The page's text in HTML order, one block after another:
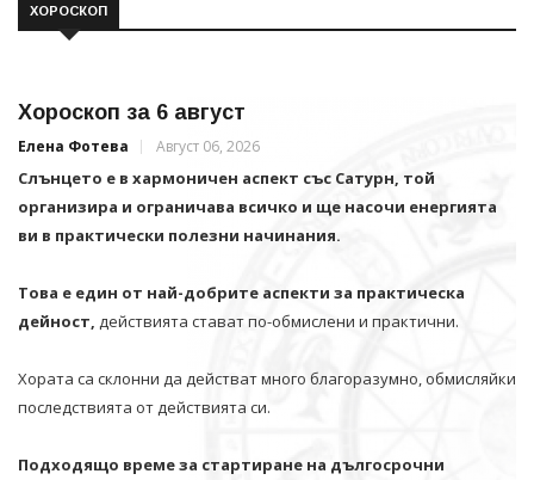
ХОРОСКОП
Хороскоп за 6 август
Елена Фотева Август 06, 2026
Слънцето е в хармоничен аспект със Сатурн, той
организира и ограничава всичко и щe насочи енергията
ви в практически полезни начинания.
Това е един от най-добрите аспекти за практическа
дейност, действията стават по-обмислени и практични.
Хората са склонни да действат много благоразумно, обмисляйки
последствията от действията си.
Подходящо време за стартиране на дългосрочни